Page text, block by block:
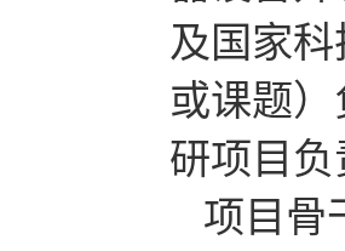
及国家
或课题
研项目
项目骨